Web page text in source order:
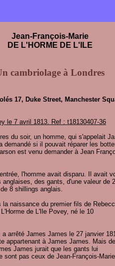
Jean-François-Marie
DE L'HORME DE L'ILE
cambriolage à Londres
17, Duke Street, Manchester
le 7 avril 1813. Ref : t18130407-36
du soir, un homme, qui s'appelait
demandé si il pouvait réparer les
est venu demander à Jean
l'homme avait disparu. Il avait
des gants, d'une valeur de 2
8 shillings anglais.
naissance du premier fils de
de L'Ile Povey, né le 10
arrêté James James le 27 janvier
appartenant à James James. Mais
James jurait que les gants lui
sont pas ceux de Jean-François-